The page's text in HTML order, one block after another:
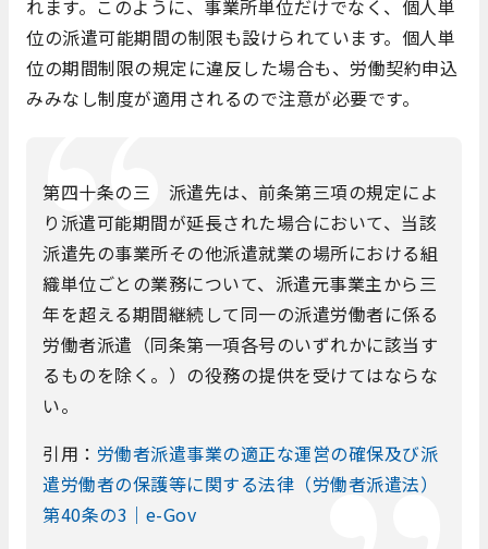
れます。このように、事業所単位だけでなく、個人単
位の派遣可能期間の制限も設けられています。個人単
位の期間制限の規定に違反した場合も、労働契約申込
みみなし制度が適用されるので注意が必要です。
第四十条の三 派遣先は、前条第三項の規定によ
り派遣可能期間が延長された場合において、当該
派遣先の事業所その他派遣就業の場所における組
織単位ごとの業務について、派遣元事業主から三
年を超える期間継続して同一の派遣労働者に係る
労働者派遣（同条第一項各号のいずれかに該当す
るものを除く。）の役務の提供を受けてはならな
い。
引用： 労働者派遣事業の適正な運営の確保及び派
遣労働者の保護等に関する法律（労働者派遣法）
第40条の3｜e-Gov